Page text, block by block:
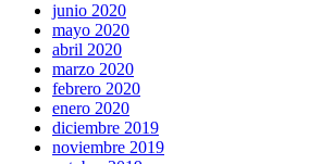
junio 2020
mayo 2020
abril 2020
marzo 2020
febrero 2020
enero 2020
diciembre 2019
noviembre 2019